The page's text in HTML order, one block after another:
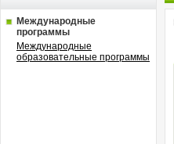
Международные
программы
Международные
образовательные программы